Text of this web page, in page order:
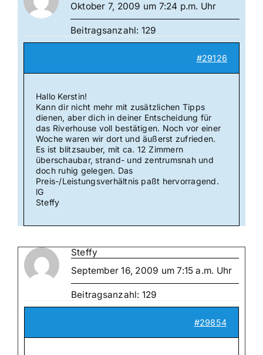
Oktober 7, 2009 um 7:24 p.m. Uhr
Beitragsanzahl: 129
#29126
Hallo Kerstin!
Kann dir nicht mehr mit zusätzlichen Tipps
dienen, aber dich in deiner Entscheidung für
das Riverhouse voll bestätigen. Noch vor einer
Woche waren wir dort und äußerst zufrieden.
Es ist blitzsauber, mit ca. 12 Zimmern
überschaubar, strand- und zentrumsnah und
doch ruhig gelegen. Das
Preis-/Leistungsverhältnis paßt hervorragend.
lG
Steffy
Steffy
September 16, 2009 um 7:15 a.m. Uhr
Beitragsanzahl: 129
#29854